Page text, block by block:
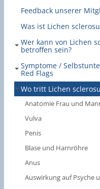
Feedback unserer
Was ist Lichen
Wer kann von Lichen
betroffen sein?
Symptome /
Red Flags
Wo tritt Lichen
Anatomie Frau und
Vulva
Penis
Blase und Harnröhre
Anus
Auswirkung auf Psyche